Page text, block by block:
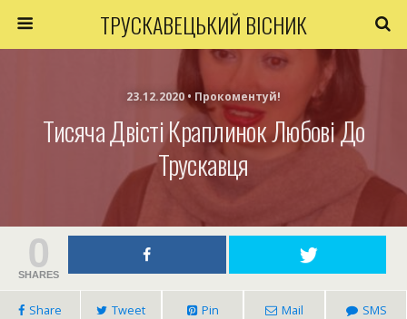
ТРУСКАВЕЦЬКИЙ ВІСНИК
23.12.2020 • Прокоментуй!
Тисяча Двісті Краплинок Любові До
Трускавця
0
SHARES
Share Tweet Pin Mail SMS